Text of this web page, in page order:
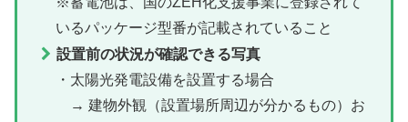
いるパッケージ型番が記載されていること
設置前の状況が確認できる写真
・太陽光発電設備を設置する場合
→ 建物外観（設置場所周辺が分かるもの）お